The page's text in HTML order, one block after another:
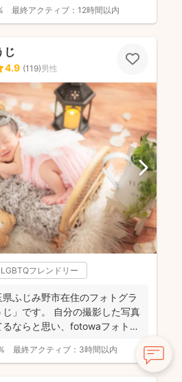
最終アクティブ： 12時間以内
じ
4.9 (119)男性
LGBTQフレンドリー
ふじみ野市在住のフォトグラ
」です。 自分の撮影した写真
ならと思い、fotowaフォトグ
最終アクティブ： 3時間以内